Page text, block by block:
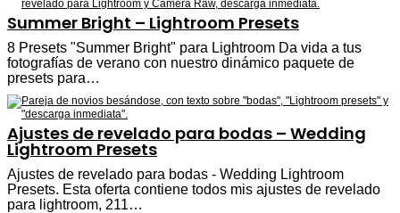
Summer Bright – Lightroom Presets
8 Presets "Summer Bright" para Lightroom Da vida a tus
fotografías de verano con nuestro dinámico paquete de
presets para…
Ajustes de revelado para bodas – Wedding
Lightroom Presets
Ajustes de revelado para bodas - Wedding Lightroom
Presets. Esta oferta contiene todos mis ajustes de revelado
para lightroom, 211…